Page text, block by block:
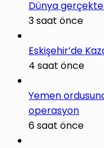
Dünya
3 saat önce
Eskişehir’de
4 saat önce
Yemen
operasyon
6 saat önce